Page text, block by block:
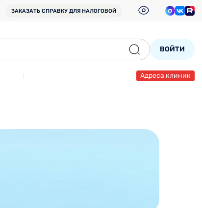
ЗАКАЗАТЬ СПРАВКУ ДЛЯ НАЛОГОВОЙ
ВОЙТИ
Адреса клиник